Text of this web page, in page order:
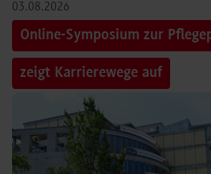
03.08.2026
Online-Symposium zur
zeigt Karrierewege auf